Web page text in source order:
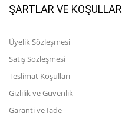
ŞARTLAR VE KOŞULLAR
Üyelik Sözleşmesi
Satış Sözleşmesi
Teslimat Koşulları
Gizlilik ve Güvenlik
Garanti ve İade